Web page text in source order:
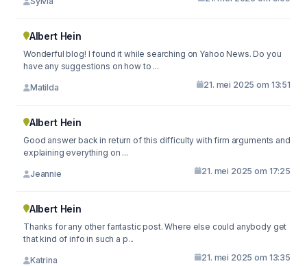
Albert Hein
Wonderful blog! I found it while searching on Yahoo News. Do you
have any suggestions on how to ...
Matilda 21. mei 2025 om 13:51
Albert Hein
Good answer back in return of this difficulty with firm arguments and
explaining everything on ...
Jeannie 21. mei 2025 om 17:25
Albert Hein
Thanks for any other fantastic post. Where else could anybody get
that kind of info in such a p...
Katrina 21. mei 2025 om 13:35